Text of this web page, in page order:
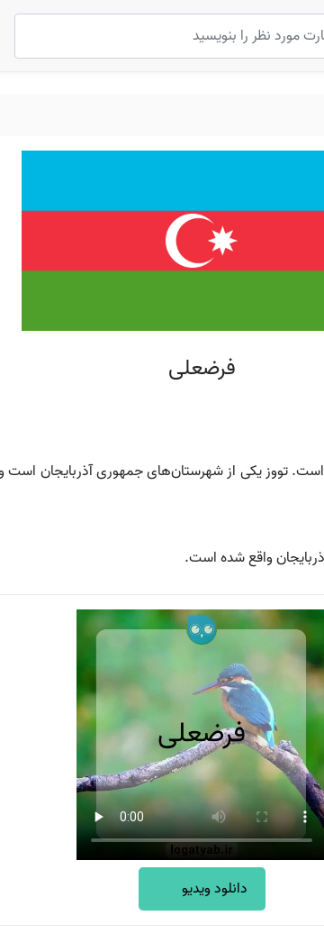
فرضعلی
تووز یکی از شهرستان‌های جمهوری آذربایجان
واقع شده است.
دانلود ویدیو